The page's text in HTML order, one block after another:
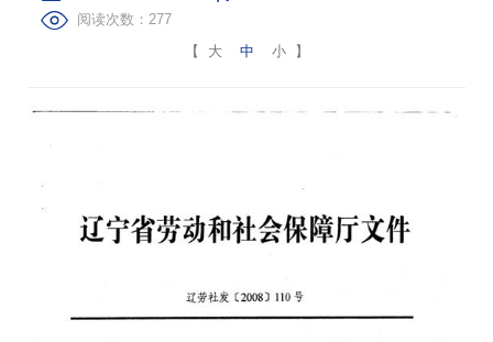
阅读次数： 277
【
大 中 小 】